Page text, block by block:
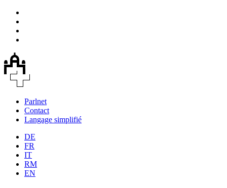
Parlnet
Contact
Langage simplifié
DE
FR
IT
RM
EN